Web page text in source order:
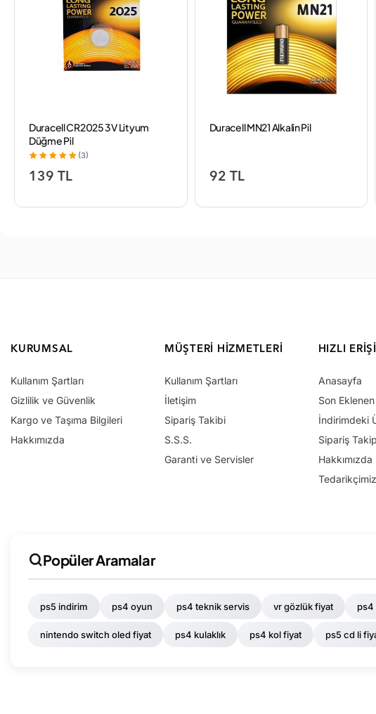
Duracell CR2025 3V Lityum
Düğme Pil
(3)
139 TL
Duracell MN21 Alkalin Pil
92 TL
KURUMSAL
Kullanım Şartları
Gizlilik ve Güvenlik
Kargo ve Taşıma Bilgileri
Hakkımızda
MÜŞTERI HIZMETLERI
Kullanım Şartları
İletişim
Sipariş Takibi
S.S.S.
Garanti ve Servisler
HIZLI
Anasayfa
Son
İndirimdeki
Sipariş Takip
Hakkımızda
Popüler Aramalar
ps5 indirim ps4 oyun ps4 teknik servis vr gözlük fiyat ps4
nintendo switch oled fiyat ps4 kulaklık ps4 kol fiyat ps5 cd li